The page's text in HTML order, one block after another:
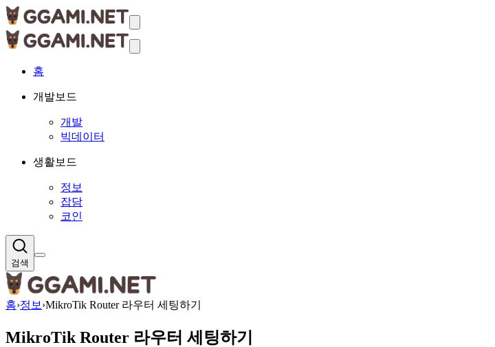
홈
개발보드
개발
빅데이터
생활보드
정보
잡담
코인
검색
홈›정보 ›MikroTik Router 라우터 세팅하기
MikroTik Router 라우터 세팅하기